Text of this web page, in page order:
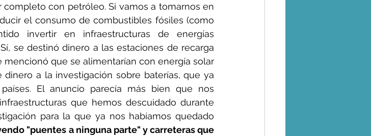
con petróleo. Si vamos a tomarnos en
el consumo de combustibles fósiles (como
invertir en infraestructuras de energías
se destinó dinero a las estaciones de recarga
que se alimentarían con energía solar
a la investigación sobre baterías, que ya
El anuncio parecía más bien que nos
que hemos descuidado durante
para la que ya nos habíamos quedado
"puentes a ninguna parte" y carreteras que